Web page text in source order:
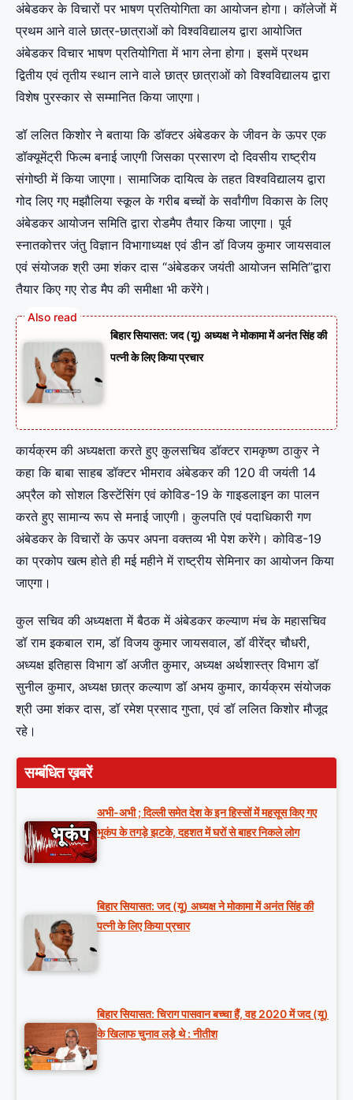
अंबेडकर के विचारों पर भाषण प्रतियोगिता का आयोजन होगा। कॉलेजों में
प्रथम आने वाले छात्र-छात्राओं को विश्वविद्यालय द्वारा आयोजित
अंबेडकर विचार भाषण प्रतियोगिता में भाग लेना होगा। इसमें प्रथम
द्वितीय एवं तृतीय स्थान लाने वाले छात्र छात्राओं को विश्वविद्यालय द्वारा
विशेष पुरस्कार से सम्मानित किया जाएगा।
डॉ ललित किशोर ने बताया कि डॉक्टर अंबेडकर के जीवन के ऊपर एक
डॉक्यूमेंट्री फिल्म बनाई जाएगी जिसका प्रसारण दो दिवसीय राष्ट्रीय
संगोष्ठी में किया जाएगा। सामाजिक दायित्व के तहत विश्वविद्यालय द्वारा
गोद लिए गए मझौलिया स्कूल के गरीब बच्चों के सर्वांगीण विकास के लिए
अंबेडकर आयोजन समिति द्वारा रोडमैप तैयार किया जाएगा। पूर्व
स्नातकोत्तर जंतु विज्ञान विभागाध्यक्ष एवं डीन डॉ विजय कुमार जायसवाल
एवं संयोजक श्री उमा शंकर दास “अंबेडकर जयंती आयोजन समिति”द्वारा
तैयार किए गए रोड मैप की समीक्षा भी करेंगे।
बिहार सियासत: जद (यू) अध्यक्ष ने मोकामा में अनंत सिंह की
पत्नी के लिए किया प्रचार
कार्यक्रम की अध्यक्षता करते हुए कुलसचिव डॉक्टर रामकृष्ण ठाकुर ने
कहा कि बाबा साहब डॉक्टर भीमराव अंबेडकर की 120 वी जयंती 14
अप्रैल को सोशल डिस्टेंसिंग एवं कोविड-19 के गाइडलाइन का पालन
करते हुए सामान्य रूप से मनाई जाएगी। कुलपति एवं पदाधिकारी गण
अंबेडकर के विचारों के ऊपर अपना वक्तव्य भी पेश करेंगे। कोविड-19
का प्रकोप खत्म होते ही मई महीने में राष्ट्रीय सेमिनार का आयोजन किया
जाएगा।
कुल सचिव की अध्यक्षता में बैठक में अंबेडकर कल्याण मंच के महासचिव
डॉ राम इकबाल राम, डॉ विजय कुमार जायसवाल, डॉ वीरेंद्र चौधरी,
अध्यक्ष इतिहास विभाग डॉ अजीत कुमार, अध्यक्ष अर्थशास्त्र विभाग डॉ
सुनील कुमार, अध्यक्ष छात्र कल्याण डॉ अभय कुमार, कार्यक्रम संयोजक
श्री उमा शंकर दास, डॉ रमेश प्रसाद गुप्ता, एवं डॉ ललित किशोर मौजूद
रहे।
सम्बंधित ख़बरें
अभी-अभी ; दिल्ली समेत देश के इन हिस्सों में महसूस किए गए
भूकंप के तगड़े झटके, दहशत में घरों से बाहर निकले लोग
बिहार सियासत: जद (यू) अध्यक्ष ने मोकामा में अनंत सिंह की
पत्नी के लिए किया प्रचार
बिहार सियासत: चिराग पासवान बच्चा हैं, वह 2020 में जद (यू)
के खिलाफ चुनाव लड़े थे : नीतीश